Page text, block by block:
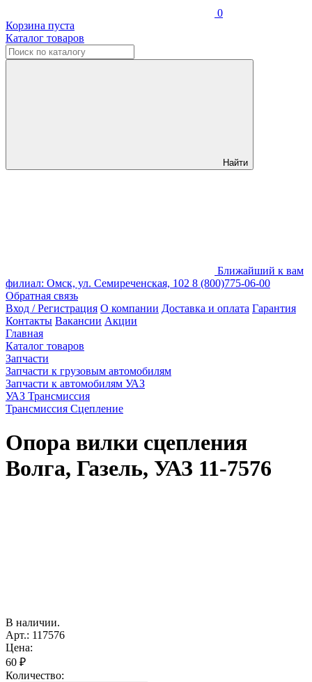
0
Корзина пуста
Каталог товаров
Найти
Ближайший к вам
филиал: Омск, ул. Семиреченская, 102 8 (800)775-06-00
Обратная связь
Вход / Регистрация О компании Доставка и оплата Гарантия
Контакты Вакансии Акции
Главная
Каталог товаров
Запчасти
Запчасти к грузовым автомобилям
Запчасти к автомобилям УАЗ
УАЗ Трансмиссия
Трансмиссия Сцепление
Опора вилки сцепления
Волга, Газель, УАЗ 11-7576
В наличии.
Арт.: 117576
Цена:
60 ₽
Количество: